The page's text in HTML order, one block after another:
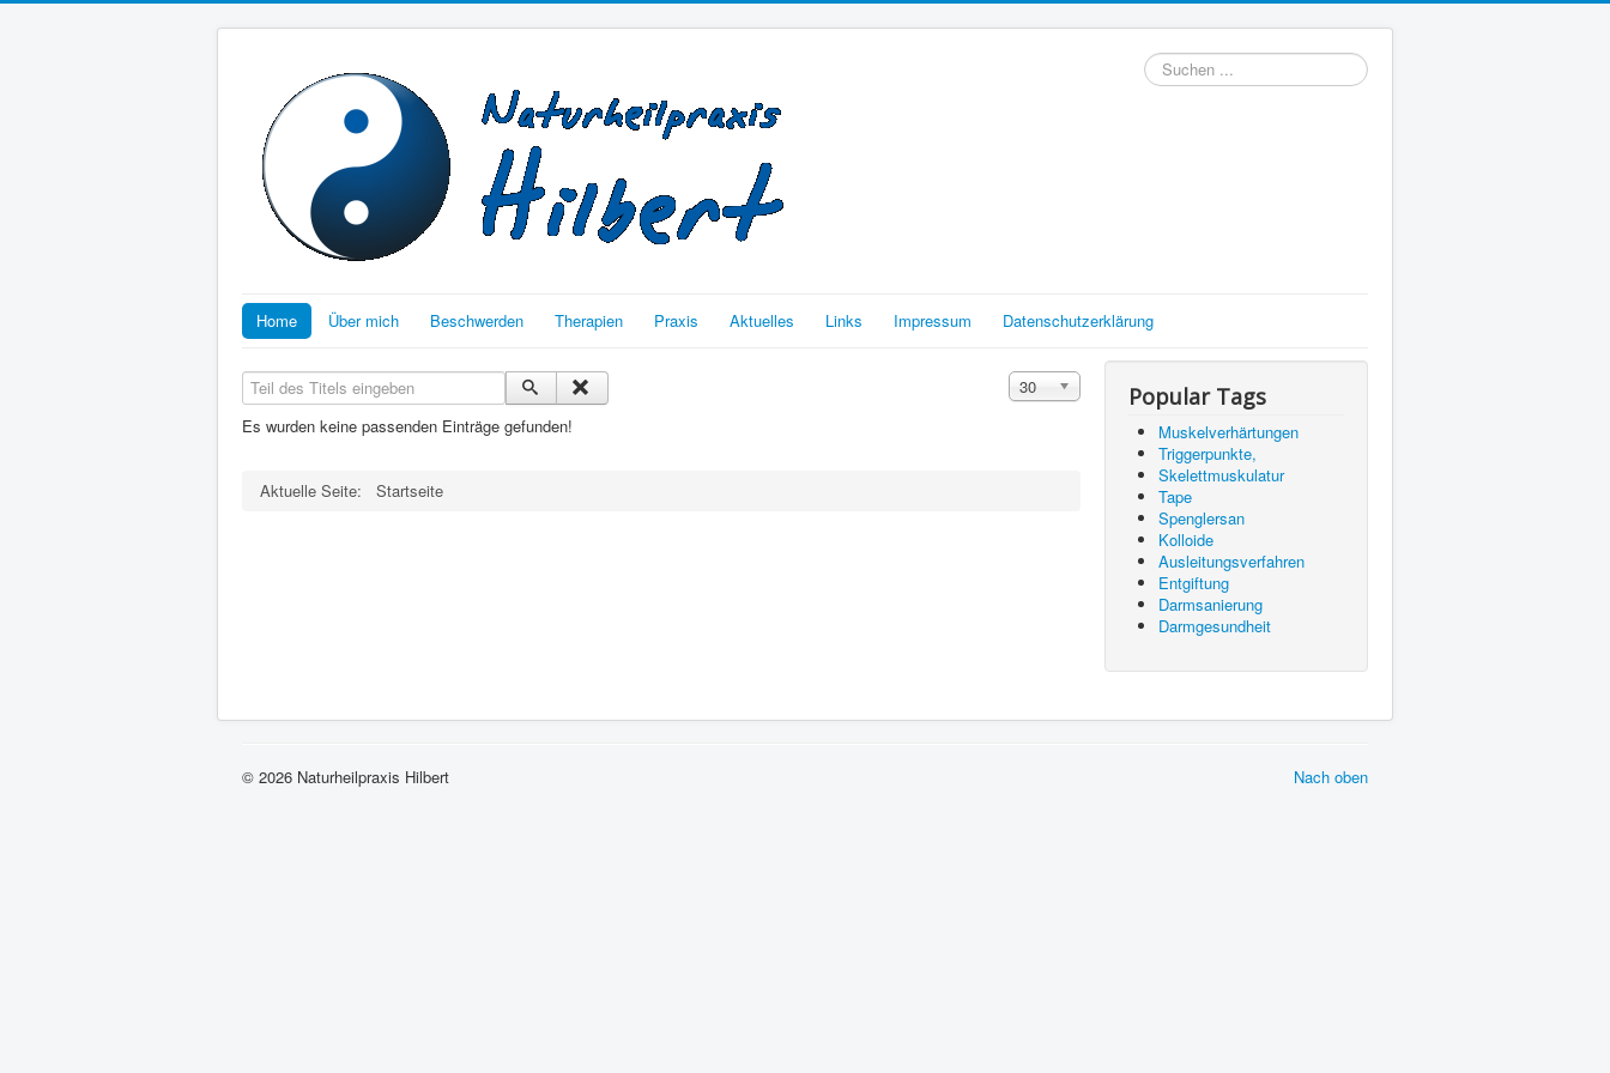
Suchen
Home Über mich Beschwerden Therapien Praxis Aktuelles Links Impressum Datenschutzerklärung
Teil des Titels eingeben Anzeige #
30
Es wurden keine passenden Einträge gefunden!
Aktuelle Seite: Startseite
Popular Tags
Muskelverhärtungen
Triggerpunkte,
Skelettmuskulatur
Tape
Spenglersan
Kolloide
Ausleitungsverfahren
Entgiftung
Darmsanierung
Darmgesundheit
Nach oben
© 2026 Naturheilpraxis Hilbert